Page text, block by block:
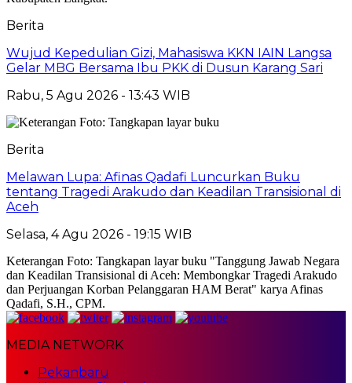
Berita
Wujud Kepedulian Gizi, Mahasiswa KKN IAIN Langsa
Gelar MBG Bersama Ibu PKK di Dusun Karang Sari
Rabu, 5 Agu 2026 - 13:43 WIB
Berita
Melawan Lupa: Afinas Qadafi Luncurkan Buku
tentang Tragedi Arakudo dan Keadilan Transisional di
Aceh
Selasa, 4 Agu 2026 - 19:15 WIB
Keterangan Foto: Tangkapan layar buku "Tanggung Jawab Negara
dan Keadilan Transisional di Aceh: Membongkar Tragedi Arakudo
dan Perjuangan Korban Pelanggaran HAM Berat" karya Afinas
Qadafi, S.H., CPM.
MEDIA NETWORK
Pekanbaru